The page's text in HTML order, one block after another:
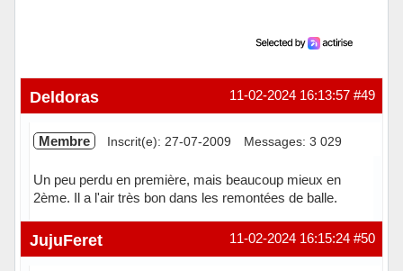
#49
11-02-2024 16:13:57
Deldoras
Membre Inscrit(e): 27-07-2009 Messages: 3 029
Un peu perdu en première, mais beaucoup mieux en
2ème. Il a l'air très bon dans les remontées de balle.
Hors ligne #50
11-02-2024 16:15:24
JujuFeret